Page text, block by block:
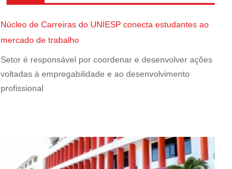
Núcleo de Carreiras do UNIESP conecta estudantes ao
mercado de trabalho
Setor é responsável por coordenar e desenvolver ações
voltadas à empregabilidade e ao desenvolvimento
profissional